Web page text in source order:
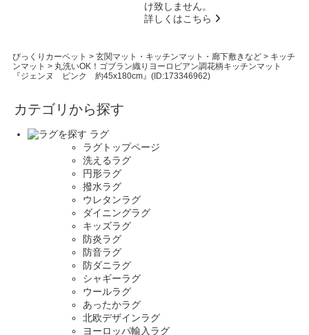
け致しません。
詳しくはこちら
びっくりカーペット > 玄関マット・キッチンマット・廊下敷きなど> キッチ
ンマット > 丸洗いOK！ゴブラン織りヨーロピアン調花柄キッチンマット
『ジェンヌ ピンク 約45x180cm』(ID:173346962)
カテゴリから探す
ラグ
ラグトップページ
洗えるラグ
円形ラグ
撥水ラグ
ウレタンラグ
ダイニングラグ
キッズラグ
防炎ラグ
防音ラグ
防ダニラグ
シャギーラグ
ウールラグ
あったかラグ
北欧デザインラグ
ヨーロッパ輸入ラグ